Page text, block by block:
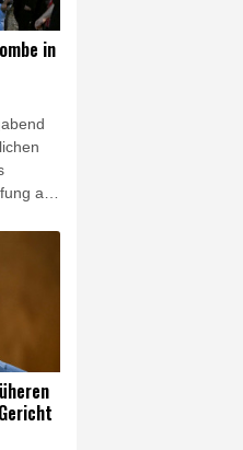
und
in
auf
der
Eine
für den